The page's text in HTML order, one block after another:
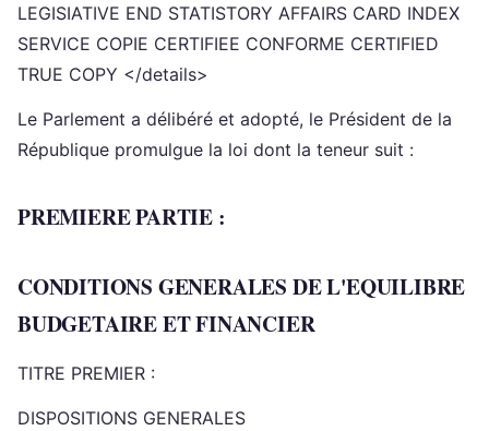
LEGISIATIVE END STATISTORY AFFAIRS CARD INDEX
SERVICE COPIE CERTIFIEE CONFORME CERTIFIED
TRUE COPY </details>
Le Parlement a délibéré et adopté, le Président de la
République promulgue la loi dont la teneur suit :
PREMIERE PARTIE :
CONDITIONS GENERALES DE L'EQUILIBRE
BUDGETAIRE ET FINANCIER
TITRE PREMIER :
DISPOSITIONS GENERALES